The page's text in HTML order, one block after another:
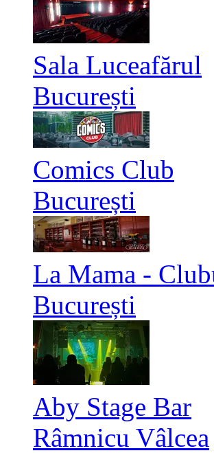
Sala Luceafărul
București
Comics Club
București
La Mama -
București
Aby Stage Bar
Râmnicu Vâlcea